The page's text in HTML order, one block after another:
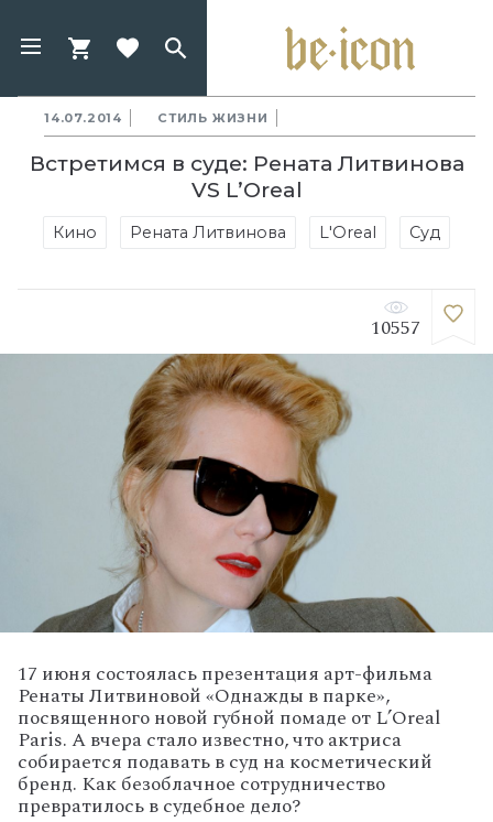
14.07.2014 СТИЛЬ ЖИЗНИ
Встретимся в суде: Рената Литвинова
VS L’Oreal
Кино Рената Литвинова L'Oreal Суд
10557
17 июня состоялась презентация арт-фильма
Ренаты Литвиновой «Однажды в парке»,
посвященного новой губной помаде от L’Oreal
Paris. А вчера стало известно, что актриса
собирается подавать в суд на косметический
бренд. Как безоблачное сотрудничество
превратилось в судебное дело?